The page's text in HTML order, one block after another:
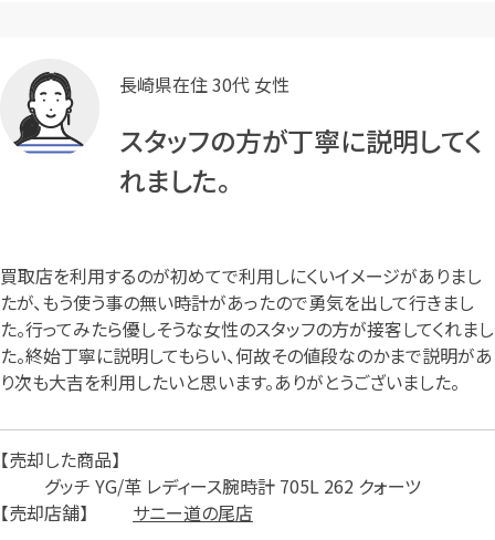
長崎県在住 30代 女性
スタッフの方が丁寧に説明してく
れました。
買取店を利用するのが初めてで利用しにくいイメージがありまし
たが、もう使う事の無い時計があったので勇気を出して行きまし
た。行ってみたら優しそうな女性のスタッフの方が接客してくれまし
た。終始丁寧に説明してもらい、何故その値段なのかまで説明があ
り次も大吉を利用したいと思います。ありがとうございました。
売却した商品
グッチ YG/革 レディース腕時計 705L 262 クォーツ
売却店舗
サニー道の尾店